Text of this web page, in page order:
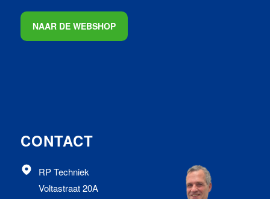
NAAR DE WEBSHOP
CONTACT
RP Techniek
Voltastraat 20A